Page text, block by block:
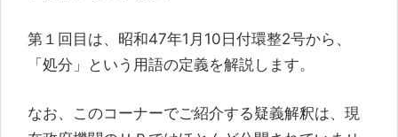
第１回目は、昭和47年1月10日付環整2号から、
「処分」という用語の定義を解説します。
なお、このコーナーでご紹介する疑義解釈は、現